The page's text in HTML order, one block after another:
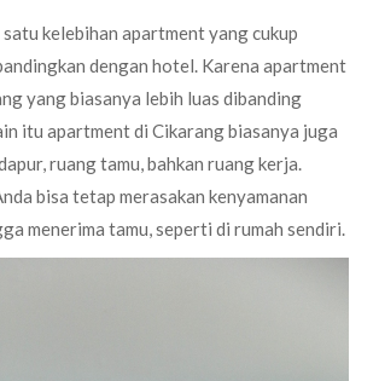
kelebihan apartment yang cukup
dengan hotel. Karena apartment
yang biasanya lebih luas dibanding
itu apartment di Cikarang biasanya juga
ruang tamu, bahkan ruang kerja.
bisa tetap merasakan kenyamanan
menerima tamu, seperti di rumah sendiri.